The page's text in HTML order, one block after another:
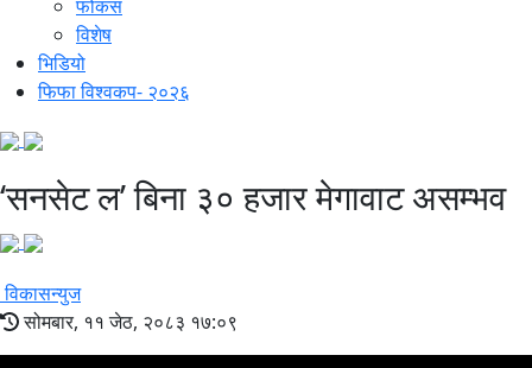
फोकस
विशेष
भिडियो
फिफा विश्वकप- २०२६
‘सनसेट ल’ बिना ३० हजार मेगावाट असम्भव
विकासन्युज
सोमबार, ११ जेठ, २०८३ १७:०९